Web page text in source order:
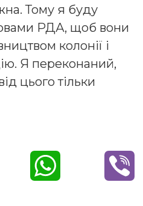
Тому я буду
РДА, щоб вони
колонії і
Я переконаний,
цього тільки